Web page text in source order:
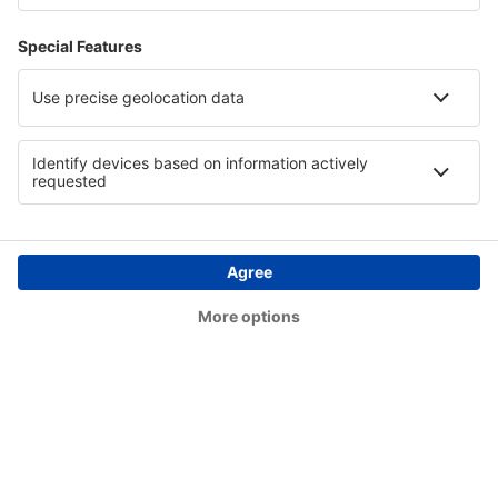
Stornoway Airport (SYY)
Lerwick
Swansea Airport (SWS)
Teesside (MME)
Lerwick
Tiree Airport (TRE)